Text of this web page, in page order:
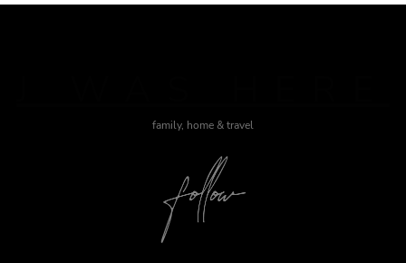
family, home & travel